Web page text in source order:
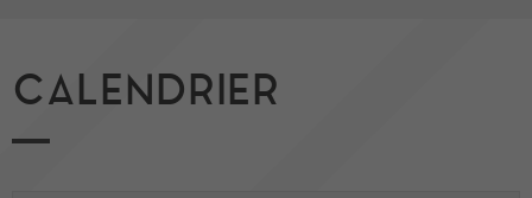
CALENDRIER